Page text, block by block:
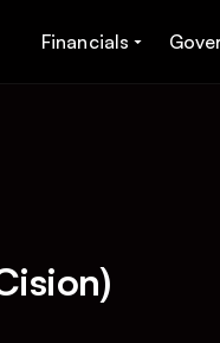
Financials